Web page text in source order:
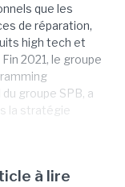
que les
de réparation,
high tech et
2021, le groupe
groupe SPB, a
la stratégie
à lire